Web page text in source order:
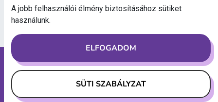
Linkek
Sütik
A jobb felhasználói élmény biztosításához sütiket
használunk.
ELFOGADOM
SÜTI SZABÁLYZAT